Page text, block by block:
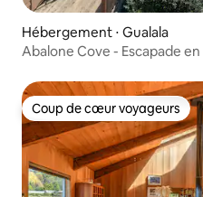
Hébergement ⋅ Gualala
Abalone Cove - Escapade
Coup de cœur voyageurs
Coup de cœur voyageurs